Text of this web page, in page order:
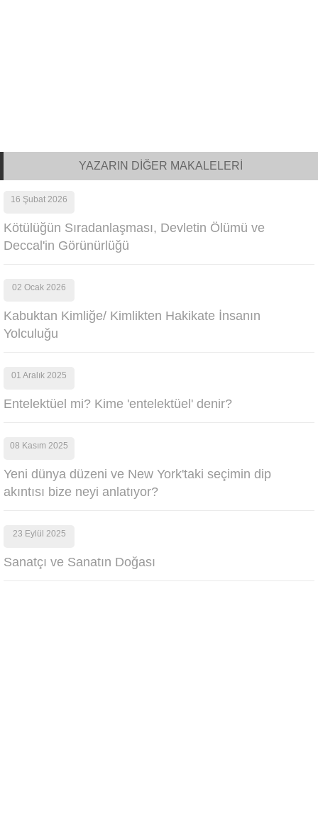
YAZARIN DİĞER MAKALELERİ
16 Şubat 2026
Kötülüğün Sıradanlaşması, Devletin Ölümü ve
Deccal'in Görünürlüğü
02 Ocak 2026
Kabuktan Kimliğe/ Kimlikten Hakikate İnsanın
Yolculuğu
01 Aralık 2025
Entelektüel mi? Kime 'entelektüel' denir?
08 Kasım 2025
Yeni dünya düzeni ve New York'taki seçimin dip
akıntısı bize neyi anlatıyor?
23 Eylül 2025
Sanatçı ve Sanatın Doğası